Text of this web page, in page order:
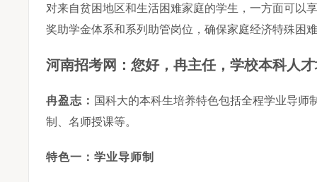
对来自贫困地区和生活困难家庭的学生，一方面可以
奖助学金体系和系列助管岗位，确保家庭经济特殊困
河南招考网：您好，冉主任， 学校本科人
冉盈志： 国科大的本科生培养特色包括全程学业导师
制、名师授课等。
特色一：学业导师制